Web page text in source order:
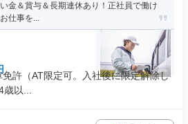
金＆賞与＆長期連休あり！正社員で働け
仕事を...
許（AT限定可。入社後に限定解除し
以...